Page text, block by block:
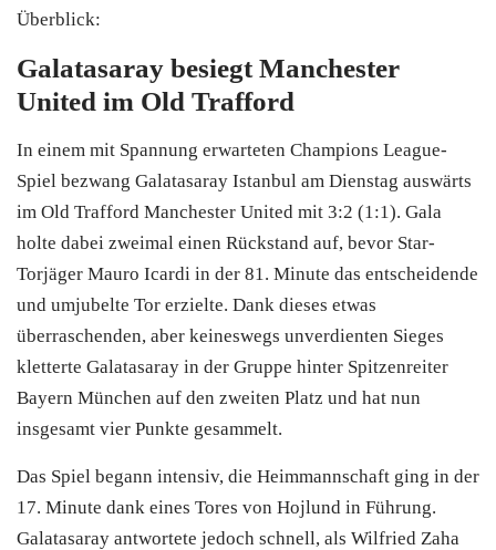
Überblick:
Galatasaray besiegt Manchester
United im Old Trafford
In einem mit Spannung erwarteten Champions League-
Spiel bezwang Galatasaray Istanbul am Dienstag auswärts
im Old Trafford Manchester United mit 3:2 (1:1). Gala
holte dabei zweimal einen Rückstand auf, bevor Star-
Torjäger Mauro Icardi in der 81. Minute das entscheidende
und umjubelte Tor erzielte. Dank dieses etwas
überraschenden, aber keineswegs unverdienten Sieges
kletterte Galatasaray in der Gruppe hinter Spitzenreiter
Bayern München auf den zweiten Platz und hat nun
insgesamt vier Punkte gesammelt.
Das Spiel begann intensiv, die Heimmannschaft ging in der
17. Minute dank eines Tores von Hojlund in Führung.
Galatasaray antwortete jedoch schnell, als Wilfried Zaha